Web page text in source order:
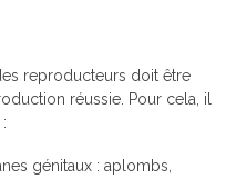
reproducteurs doit être
réussie. Pour cela, il
génitaux : aplombs,